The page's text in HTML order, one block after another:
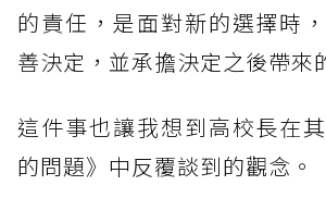
的責任，是面對新的選擇時
善決定，並承擔決定之後帶來
這件事也讓我想到高校長在
的問題》中反覆談到的觀念。